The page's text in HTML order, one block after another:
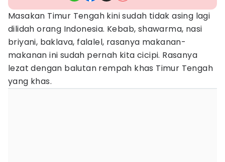
Masakan Timur Tengah kini sudah tidak asing lagi
dilidah orang Indonesia. Kebab, shawarma, nasi
briyani, baklava, falalel, rasanya makanan-
makanan ini sudah pernah kita cicipi. Rasanya
lezat dengan balutan rempah khas Timur Tengah
yang khas.